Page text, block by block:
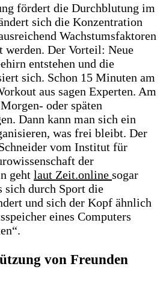
fördert die Durchblutung im
sich die Konzentration
Wachstumsfaktoren
werden. Der Vorteil: Neue
entstehen und die
sich. Schon 15 Minuten am
aus sagen Experten. Am
oder späten
Dann kann man sich ein
was frei bleibt. Der
vom Institut für
der
geht laut Zeit.online sogar
sich durch Sport die
und sich der Kopf ähnlich
eines Computers
von Freunden